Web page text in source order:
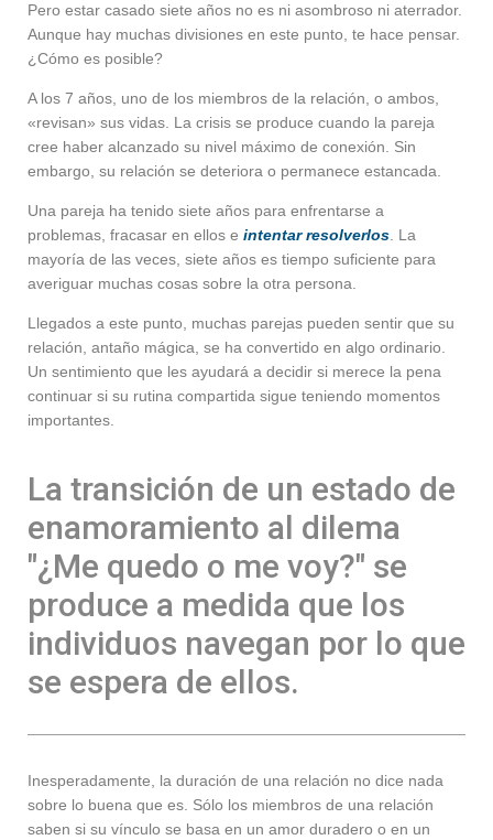
Pero estar casado siete años no es ni asombroso ni aterrador.
Aunque hay muchas divisiones en este punto, te hace pensar.
¿Cómo es posible?
A los 7 años, uno de los miembros de la relación, o ambos,
«revisan» sus vidas. La crisis se produce cuando la pareja
cree haber alcanzado su nivel máximo de conexión. Sin
embargo, su relación se deteriora o permanece estancada.
Una pareja ha tenido siete años para enfrentarse a
problemas, fracasar en ellos e intentar resolverlos. La
mayoría de las veces, siete años es tiempo suficiente para
averiguar muchas cosas sobre la otra persona.
Llegados a este punto, muchas parejas pueden sentir que su
relación, antaño mágica, se ha convertido en algo ordinario.
Un sentimiento que les ayudará a decidir si merece la pena
continuar si su rutina compartida sigue teniendo momentos
importantes.
La transición de un estado de
enamoramiento al dilema
"¿Me quedo o me voy?" se
produce a medida que los
individuos navegan por lo que
se espera de ellos.
Inesperadamente, la duración de una relación no dice nada
sobre lo buena que es. Sólo los miembros de una relación
saben si su vínculo se basa en un amor duradero o en un